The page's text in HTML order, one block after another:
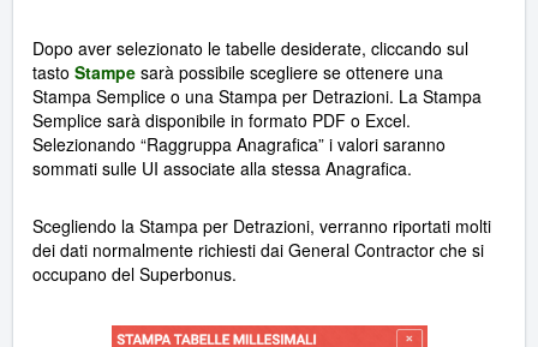
Dopo aver selezionato le tabelle desiderate, cliccando sul
tasto Stampe sarà possibile scegliere se ottenere una
Stampa Semplice o una Stampa per Detrazioni. La Stampa
Semplice sarà disponibile in formato PDF o Excel.
Selezionando “Raggruppa Anagrafica” i valori saranno
sommati sulle UI associate alla stessa Anagrafica.
Scegliendo la Stampa per Detrazioni, verranno riportati molti
dei dati normalmente richiesti dai General Contractor che si
occupano del Superbonus.